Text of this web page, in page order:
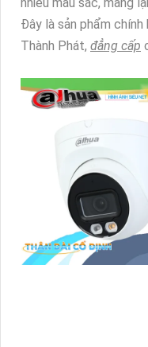
Đây là sản phẩm
Thành Phát, đẳng cấp